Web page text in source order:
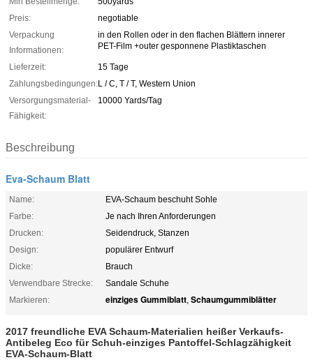
Preis:
negotiable
Verpackung
Informationen:
in den Rollen oder in den flachen Blättern innerer
PET-Film +outer gesponnene Plastiktaschen
Lieferzeit:
15 Tage
Zahlungsbedingungen:L / C, T / T, Western Union
Versorgungsmaterial-
Fähigkeit:
10000 Yards/Tag
Beschreibung
Eva-Schaum Blatt
Name:
EVA-Schaum beschuht Sohle
Farbe:
Je nach Ihren Anforderungen
Drucken:
Seidendruck, Stanzen
Design:
populärer Entwurf
Dicke:
Brauch
Verwendbare Strecke:
Sandale Schuhe
Markieren:
einziges Gummiblatt, Schaumgummiblätter
2017 freundliche EVA Schaum-Materialien heißer Verkaufs-
Antibeleg Eco für Schuh-einziges Pantoffel-Schlagzähigkeit
EVA-Schaum-Blatt